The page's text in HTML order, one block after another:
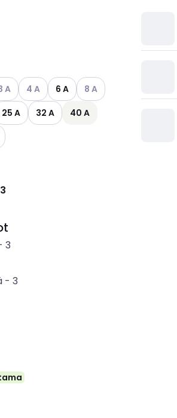
vaihtoehdot
olevat vaihtoehdot
olevat vaihtoehdot
käytettävissä olevat vaihtoehdot
A Katso käytettävissä olevat vaihtoehdot
4 A 6 A Katso käytettävissä
8 A
25 A 32 A
40 A
vaihtoehdot
3
olevat vaihtoehdot
3
- 3